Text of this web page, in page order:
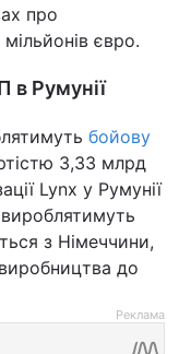
про
євро.
в Румунії
бойову
3,33 млрд
Lynx у Румунії
з Німеччини,
до
Реклама